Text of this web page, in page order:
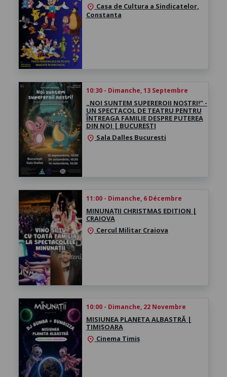
location_on Casa de Cultura a Sindicatelor,
Constanta
10:30 - Dimanche, 13 Septembre
„NOI SUNTEM SUPEREROII NOȘTRI!” -
UN SPECTACOL DE TEATRU PENTRU
ÎNTREAGA FAMILIE DESPRE PUTEREA
DIN NOI | BUCUREȘTI
location_on Sala Dalles București
11:00 - Dimanche, 6 Décembre
MINUNAȚII CHRISTMAS EDITION |
CRAIOVA
location_on Cercul Militar Craiova
10:00 - Dimanche, 22 Novembre
MISIUNEA PLANETA ALBASTRĂ |
TIMIȘOARA
location_on Cinema Timiș